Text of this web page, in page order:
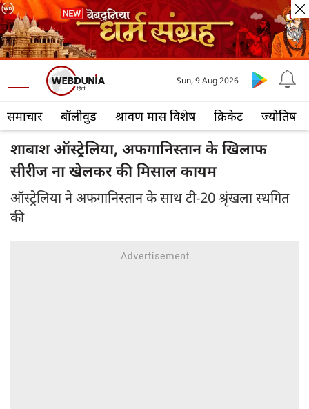
समाचार बॉलीवुड श्रावण मास विशेष क्रिकेट ज्योतिष
Sun, 9 Aug 2026
शाबाश ऑस्ट्रेलिया, अफगानिस्तान के खिलाफ
सीरीज ना खेलकर की मिसाल कायम
ऑस्ट्रेलिया ने अफगानिस्तान के साथ टी-20 श्रृंखला स्थगित
की